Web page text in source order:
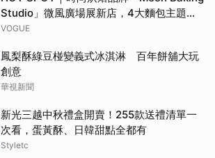
Studio」微風廣場展新店，4大麵包主題早
午餐、時令風味甜點，再定義你的用餐日常
VOGUE
鳳梨酥綠豆椪變義式冰淇淋 百年餅舖大玩
創意
華視新聞
新光三越中秋禮盒開賣！255款送禮清單一
次看，蛋黃酥、日韓甜點全都有
Styletc